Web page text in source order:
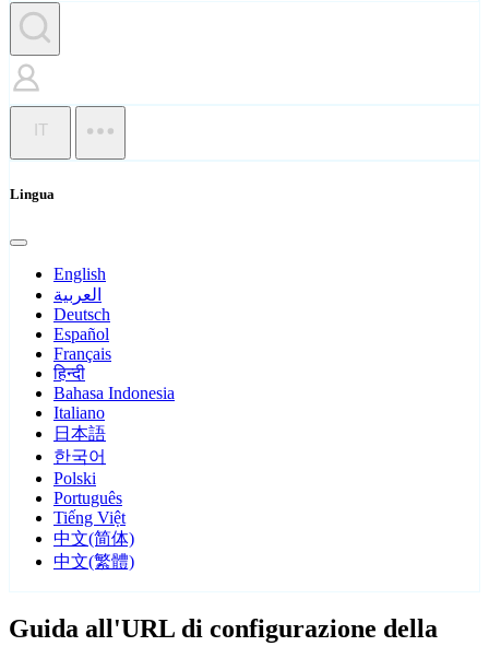
IT
Lingua
English
العربية
Deutsch
Español
Français
हिन्दी
Bahasa Indonesia
Italiano
日本語
한국어
Polski
Português
Tiếng Việt
中文(简体)
中文(繁體)
Guida all'URL di configurazione della